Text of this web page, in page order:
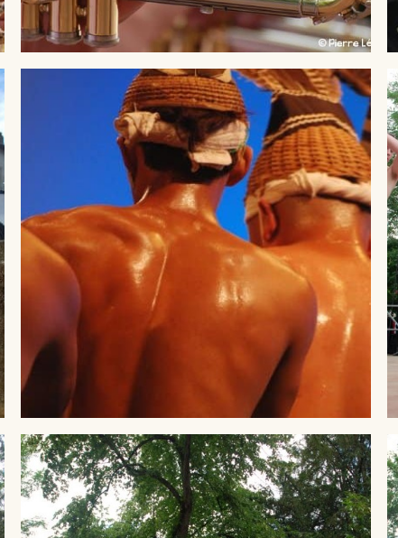
® Crédit Pierre LEPINOUX CHAMBAUD
® Crédit Pierre LEPINOUX CHAMBAUD